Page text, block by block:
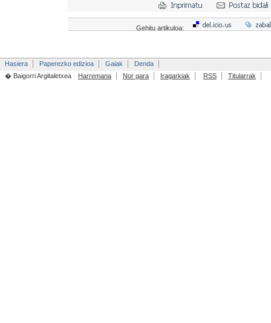
Gehitu artikuloa:
Hasiera Paperezko edizioa Gaiak
Denda
� Baigorri Argitaletxea
Harremana Nor gara Iragarkiak RSS Titularrak